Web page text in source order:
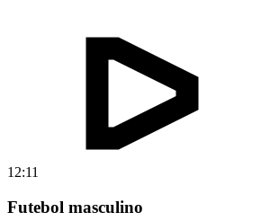
12:11
Futebol masculino